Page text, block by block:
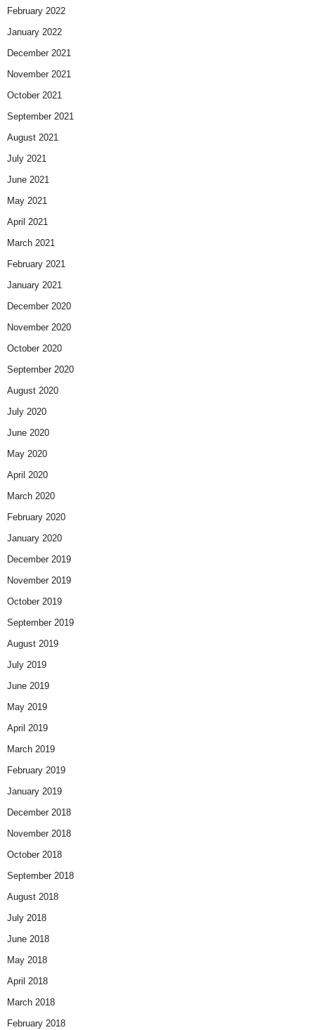
February 2022
January 2022
December 2021
November 2021
October 2021
September 2021
August 2021
July 2021
June 2021
May 2021
April 2021
March 2021
February 2021
January 2021
December 2020
November 2020
October 2020
September 2020
August 2020
July 2020
June 2020
May 2020
April 2020
March 2020
February 2020
January 2020
December 2019
November 2019
October 2019
September 2019
August 2019
July 2019
June 2019
May 2019
April 2019
March 2019
February 2019
January 2019
December 2018
November 2018
October 2018
September 2018
August 2018
July 2018
June 2018
May 2018
April 2018
March 2018
February 2018